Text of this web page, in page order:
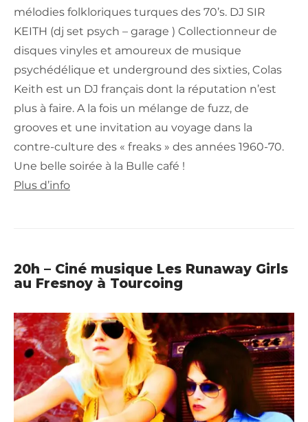
mélodies folkloriques turques des 70’s. DJ SIR
KEITH (dj set psych – garage ) Collectionneur de
disques vinyles et amoureux de musique
psychédélique et underground des sixties, Colas
Keith est un DJ français dont la réputation n’est
plus à faire. A la fois un mélange de fuzz, de
grooves et une invitation au voyage dans la
contre-culture des « freaks » des années 1960-70.
Une belle soirée à la Bulle café !
Plus d’info
20h – Ciné musique Les Runaway Girls
au Fresnoy à Tourcoing